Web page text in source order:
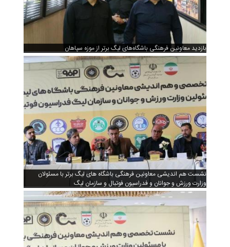
بازدید معاونین فرهنگی باشگاه‌های لیگ برتر از موزه سپاهان
نشست هم اندیشی معاونین فرهنگی باشگاه های لیگ برتر با مسئولان
وزارت ورزش و جوانان و فدراسیون فوتبال و سازمان لیگ